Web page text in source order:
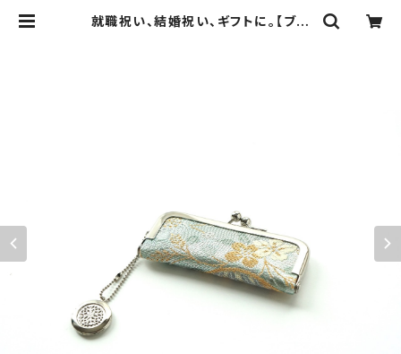
就職祝い、結婚祝い、ギフトに。【ブル